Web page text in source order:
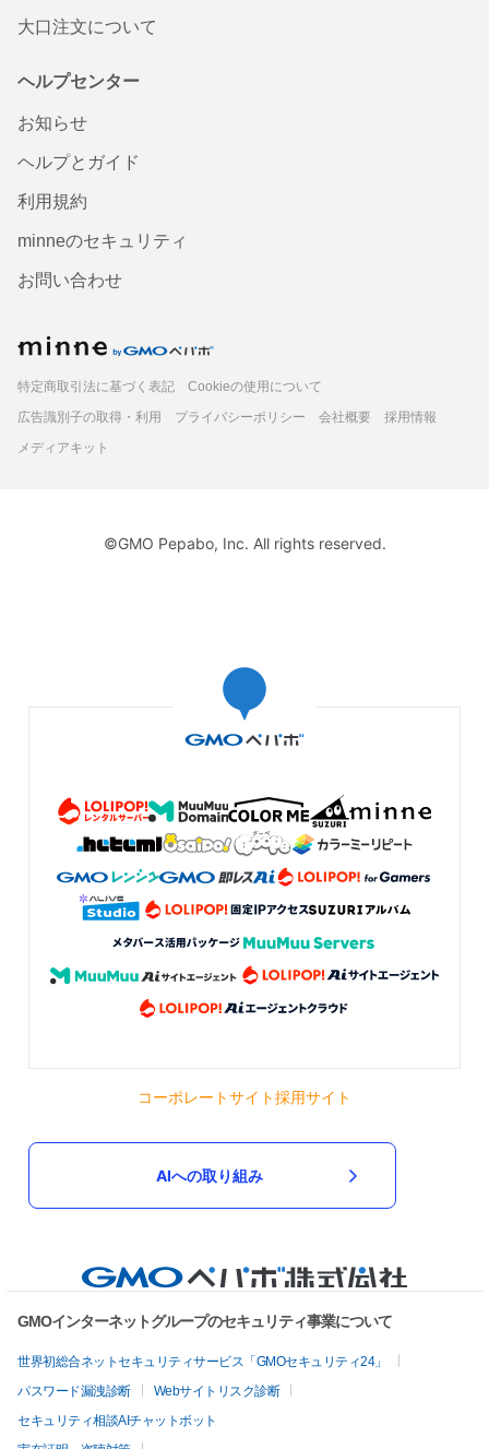
大口注文について
ヘルプセンター
お知らせ
ヘルプとガイド
利用規約
minneのセキュリティ
お問い合わせ
特定商取引法に基づく表記
Cookieの使用について
広告識別子の取得・利用
プライバシーポリシー 会社概要
採用情報
メディアキット
©GMO Pepabo, Inc. All rights reserved.
コーポレートサイト採用サイト
AIへの取り組み
GMOインターネットグループのセキュリティ事業について
世界初総合ネットセキュリティサービス「GMOセキュリティ24」
パスワード漏洩診断
Webサイトリスク診断
セキュリティ相談AIチャットボット